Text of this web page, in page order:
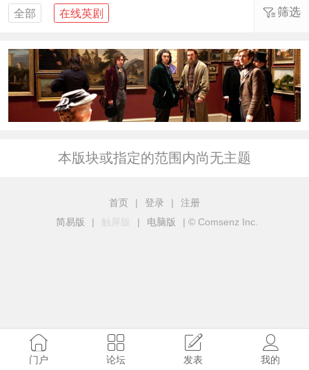
全部 在线英剧 筛选
本版块或指定的范围内尚无主题
首页 | 登录 |
注册
简易版
| 触屏版 | 电脑版 | © Comsenz Inc.
门户 论坛 发表 我的